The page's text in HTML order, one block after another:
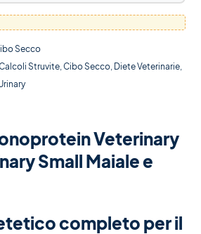
Secco
Struvite,Cibo Secco, Diete Veterinarie,
Veterinary
Small Maiale e
completo per il